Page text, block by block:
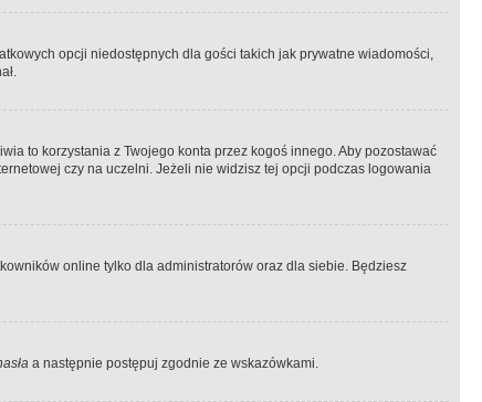
opcji niedostępnych dla gości takich jak prywatne wiadomości,
to korzystania z Twojego konta przez kogoś innego. Aby pozostawać
czy na uczelni. Jeżeli nie widzisz tej opcji podczas logowania
online tylko dla administratorów oraz dla siebie. Będziesz
a następnie postępuj zgodnie ze wskazówkami.